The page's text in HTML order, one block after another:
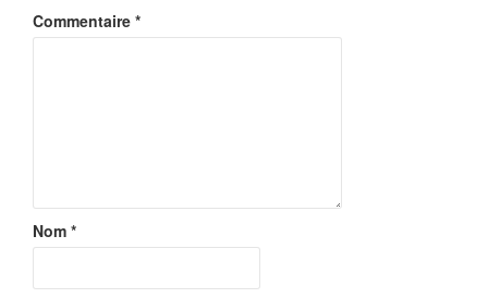
Commentaire *
Nom *